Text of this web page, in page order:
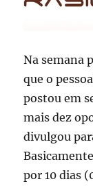
Na semana
que o
postou em
mais dez
divulgou
por 10 dias